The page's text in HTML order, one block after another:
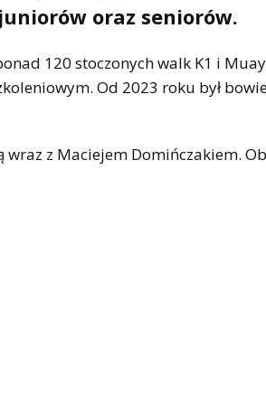
oraz seniorów.
120 stoczonych walk K1 i
Od 2023 roku był
z Maciejem Domińczakiem.